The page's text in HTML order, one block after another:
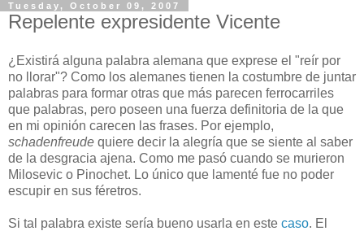
Tuesday, October 09, 2007
Repelente expresidente Vicente
¿Existirá alguna palabra alemana que exprese el "reír por
no llorar"? Como los alemanes tienen la costumbre de juntar
palabras para formar otras que más parecen ferrocarriles
que palabras, pero poseen una fuerza definitoria de la que
en mi opinión carecen las frases. Por ejemplo,
schadenfreude quiere decir la alegría que se siente al saber
de la desgracia ajena. Como me pasó cuando se murieron
Milosevic o Pinochet. Lo único que lamenté fue no poder
escupir en sus féretros.
Si tal palabra existe sería bueno usarla en este caso. El